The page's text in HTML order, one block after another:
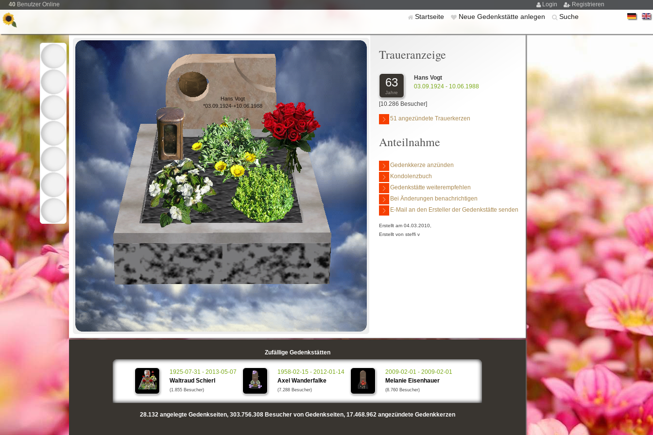
40 Benutzer Online Login Registrieren
Startseite Neue Gedenkstätte anlegen Suche
Hans Vogt
*03.09.1924-+10.06.1988
Traueranzeige
63
Jahre
Hans Vogt
03.09.1924 - 10.06.1988
[10.286 Besucher]
51 angezündete Trauerkerzen
Anteilnahme
Gedenkkerze anzünden
Kondolenzbuch
Gedenkstätte weiterempfehlen
Bei Änderungen benachrichtigen
E-Mail an den Ersteller der Gedenkstätte senden
Erstellt am 04.03.2010,
Erstellt von steffi v
Zufällige Gedenkstätten
1925-07-31 - 2013-05-07
Waltraud Schierl
(1.855 Besucher)
1958-02-15 - 2012-01-14
Axel Wanderfalke
(7.288 Besucher)
2009-02-01 - 2009-02-01
Melanie Eisenhauer
(8.760 Besucher)
28.132angelegte Gedenkseiten, 303.756.308Besucher von Gedenkseiten, 17.468.962angezündete Gedenkkerzen